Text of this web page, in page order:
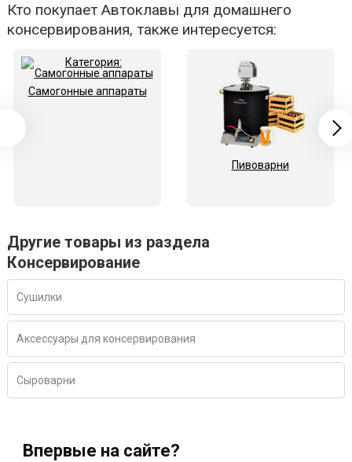
Кто покупает Автоклавы для домашнего
консервирования, также интересуется:
Самогонные аппараты
Пивоварни
Другие товары из раздела
Консервирование
Сушилки
Аксессуары для консервирования
Сыроварни
Впервые на сайте?